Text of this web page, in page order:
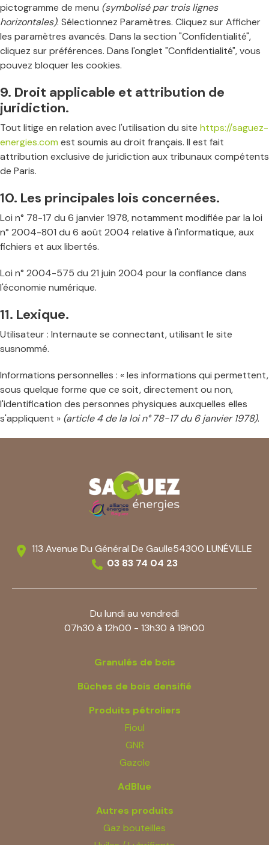
pictogramme de menu (symbolisé par trois lignes
horizontales). Sélectionnez Paramètres. Cliquez sur Afficher
les paramètres avancés. Dans la section "Confidentialité",
cliquez sur préférences. Dans l'onglet "Confidentialité", vous
pouvez bloquer les cookies.
9. Droit applicable et attribution de
juridiction.
Tout litige en relation avec l'utilisation du site https://saguez-
energies.com est soumis au droit français. Il est fait
attribution exclusive de juridiction aux tribunaux compétents
de Paris.
10. Les principales lois concernées.
Loi n° 78-17 du 6 janvier 1978, notamment modifiée par la loi
n° 2004-801 du 6 août 2004 relative à l'informatique, aux
fichiers et aux libertés.
Loi n° 2004-575 du 21 juin 2004 pour la confiance dans
l'économie numérique.
11. Lexique.
Utilisateur : Internaute se connectant, utilisant le site
susnommé.
Informations personnelles : « les informations qui permettent,
sous quelque forme que ce soit, directement ou non,
l'identification des personnes physiques auxquelles elles
s'appliquent » (article 4 de la loi n° 78-17 du 6 janvier 1978).
113 Avenue Du Général De Gaulle54300 LUNÉVILLE
03 83 74 04 23
Du lundi au vendredi
07h30 à 12h00 - 13h30 à 19h00
Granulés de bois
Bûches de bois densifié
Produits pétroliers
Fioul
GNR
Gazole
AdBlue
Autres produits
Gaz bouteilles